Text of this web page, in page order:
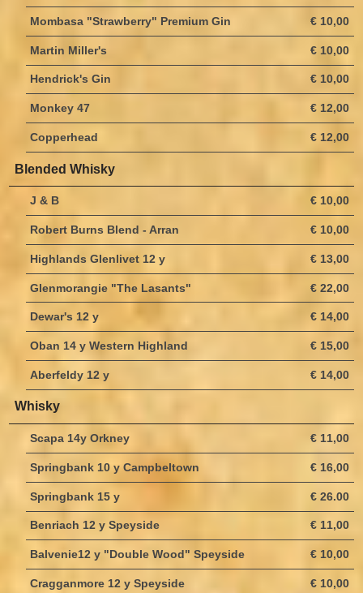
€ 10,00
Mombasa "Strawberry" Premium Gin
€ 10,00
Martin Miller's
€ 10,00
Hendrick's Gin
€ 12,00
Monkey 47
€ 12,00
Copperhead
Blended Whisky
€ 10,00
J & B
€ 10,00
Robert Burns Blend - Arran
€ 13,00
Highlands Glenlivet 12 y
€ 22,00
Glenmorangie "The Lasants"
€ 14,00
Dewar's 12 y
€ 15,00
Oban 14 y Western Highland
€ 14,00
Aberfeldy 12 y
Whisky
€ 11,00
Scapa 14y Orkney
€ 16,00
Springbank 10 y Campbeltown
€ 26.00
Springbank 15 y
€ 11,00
Benriach 12 y Speyside
€ 10,00
Balvenie12 y "Double Wood" Speyside
€ 10,00
Cragganmore 12 y Speyside